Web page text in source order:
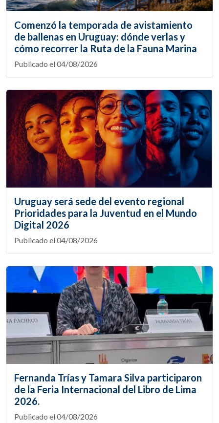
Comenzó la temporada de avistamiento
de ballenas en Uruguay: dónde verlas y
cómo recorrer la Ruta de la Fauna Marina
Publicado el 04/08/2026
Uruguay será sede del evento regional
Prioridades para la Juventud en el Mundo
Digital 2026
Publicado el 04/08/2026
Fernanda Trías y Tamara Silva participaron
de la Feria Internacional del Libro de Lima
2026.
Publicado el 04/08/2026